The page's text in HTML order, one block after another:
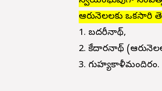
ఆరునెలలకు ఒకసారి
1. బదరీనాథ్,
2. కేదారనాథ్
3. గుహ్యకాళీమందిరం.